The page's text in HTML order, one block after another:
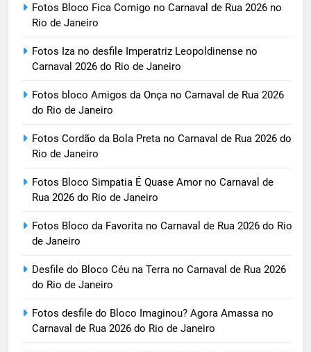
Fotos Bloco Fica Comigo no Carnaval de Rua 2026 no
Rio de Janeiro
Fotos Iza no desfile Imperatriz Leopoldinense no
Carnaval 2026 do Rio de Janeiro
Fotos bloco Amigos da Onça no Carnaval de Rua 2026
do Rio de Janeiro
Fotos Cordão da Bola Preta no Carnaval de Rua 2026 do
Rio de Janeiro
Fotos Bloco Simpatia É Quase Amor no Carnaval de
Rua 2026 do Rio de Janeiro
Fotos Bloco da Favorita no Carnaval de Rua 2026 do Rio
de Janeiro
Desfile do Bloco Céu na Terra no Carnaval de Rua 2026
do Rio de Janeiro
Fotos desfile do Bloco Imaginou? Agora Amassa no
Carnaval de Rua 2026 do Rio de Janeiro